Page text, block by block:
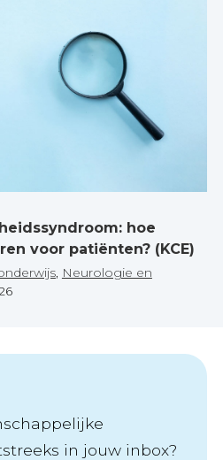
hoe
voor patiënten? (KCE)
, Neurologie en
in jouw inbox?